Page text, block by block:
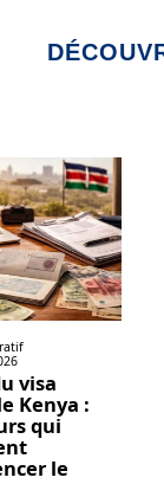
visa
Kenya :
qui
le